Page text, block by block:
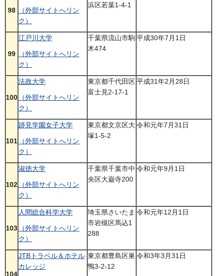
98
（外部サイトへリン
ク）
浜区若葉1-4-1
99
江戸川大学
（外部サイトへリン
ク）
千葉県流山市駒
木474
平成30年7月1日
100
法政大学
（外部サイトへリン
ク）
東京都千代田区
富士見2-17-1
平成31年2月28日
101
跡見学園女子大学
（外部サイトへリン
ク）
東京都文京区大
塚1-5-2
令和元年7月31日
102
淑徳大学
（外部サイトへリン
ク）
千葉県千葉市中
央区大巌寺200
令和元年9月1日
103
人間総合科学大学
（外部サイトへリン
ク）
埼玉県さいたま
市岩槻区馬込1
288
令和元年12月1日
104
JTBトラベル＆ホテル
カレッジ
東京都豊島区巣
鴨3-2-12
令和3年3月31日